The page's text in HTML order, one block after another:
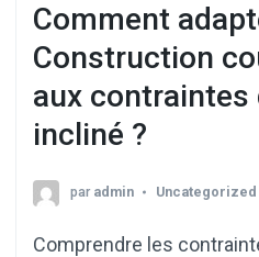
Comment
Construction
aux contraintes
incliné ?
par admin Uncategorized
Comprendre les